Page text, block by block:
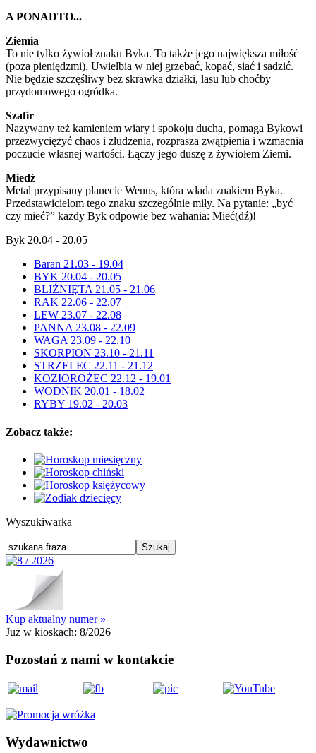
A PONADTO...
Ziemia
To nie tylko żywioł znaku Byka. To także jego największa miłość
(poza pieniędzmi). Uwielbia w niej grzebać, kopać, siać i sadzić.
Nie będzie szczęśliwy bez skrawka działki, lasu lub choćby
przydomowego ogródka.
Szafir
Nazywany też kamieniem wiary i spokoju ducha, pomaga Bykowi
przezwyciężyć chaos i złudzenia, rozprasza zwątpienia i wzmacnia
poczucie własnej wartości. Łączy jego duszę z żywiołem Ziemi.
Miedź
Metal przypisany planecie Wenus, która włada znakiem Byka.
Przedstawicielom tego znaku szczególnie miły. Na pytanie: „być
czy mieć?” każdy Byk odpowie bez wahania: Mieć(dź)!
Byk 20.04 - 20.05
Baran 21.03 - 19.04
BYK 20.04 - 20.05
BLIŹNIĘTA 21.05 - 21.06
RAK 22.06 - 22.07
LEW 23.07 - 22.08
PANNA 23.08 - 22.09
WAGA 23.09 - 22.10
SKORPION 23.10 - 21.11
STRZELEC 22.11 - 21.12
KOZIOROŻEC 22.12 - 19.01
WODNIK 20.01 - 18.02
RYBY 19.02 - 20.03
Zobacz także:
Wyszukiwarka
Kup aktualny numer »
Już w kioskach: 8/2026
Pozostań z nami w kontakcie
Wydawnictwo